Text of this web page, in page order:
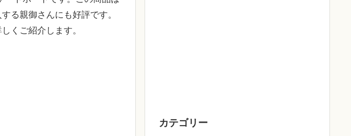
る親御さんにも好評です。
くご紹介します。
カテゴリー